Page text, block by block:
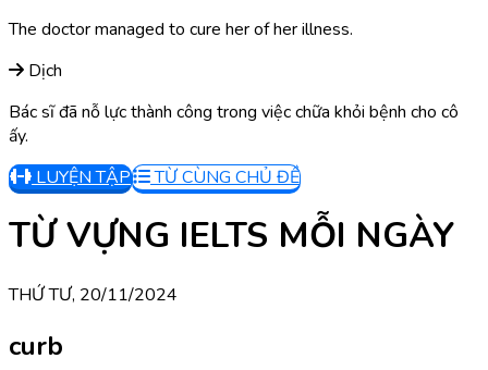
The doctor managed to cure her of her illness.
Dịch
Bác sĩ đã nỗ lực thành công trong việc chữa khỏi bệnh cho cô
ấy.
LUYỆN TẬP
TỪ CÙNG CHỦ ĐỀ
TỪ VỰNG IELTS MỖI NGÀY
THỨ TƯ, 20/11/2024
curb